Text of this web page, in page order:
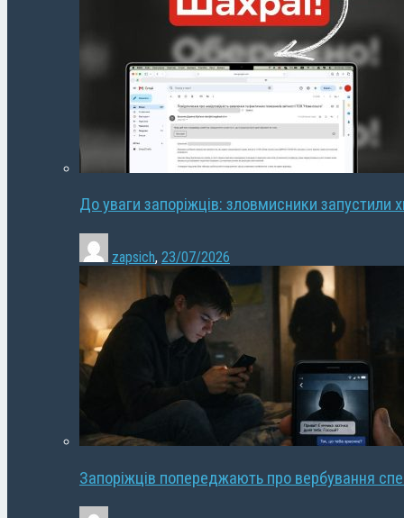
До уваги запоріжців: зловмисники запустили
zapsich, 23/07/2026
Запоріжців попереджають про вербування